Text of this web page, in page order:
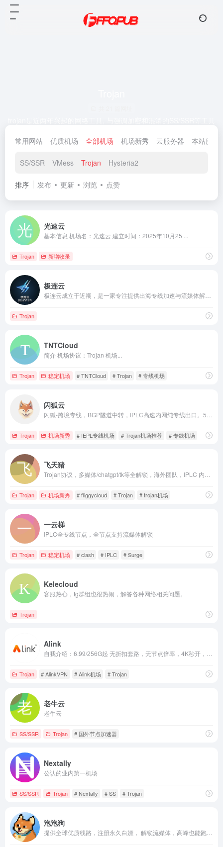
有效防止流量被检测和干扰。 在敏感时期，基本上只有trojan和
常用网站 优质机场 全部机场 机场新秀 云服务器 本站服务
SS/SSR VMess Trojan Hysteria2
排序 发布 更新 浏览 点赞
光速云
基本信息 机场名：光速云 建立时间：2025年10月25 ...
Trojan 新增收录
极连云
Trojan
TNTCloud
简介 机场协议：Trojan 机场...
Trojan 稳定机场 # TNTCloud # Trojan # 专线机场
闪狐云
Trojan 机场新秀 # IEPL专线机场 # Trojan机场推荐 # 专线机场
飞天猪
Trojan 机场新秀 # fliggycloud # Trojan # trojan机场
一云梯
IPLC全专线节点，全节点支持流媒体解锁
Trojan 稳定机场 # clash # IPLC # Surge
Kelecloud
客服热心，tg群组也很热闹，解答各种网络相关问题。
Trojan
Alink
Trojan # AlinkVPN # Alink机场 # Trojan
老牛云
老牛云
SS/SSR Trojan # 国外节点加速器
Nextally
公认的业内第一机场
SS/SSR Trojan # Nextally # SS # Trojan
泡泡狗